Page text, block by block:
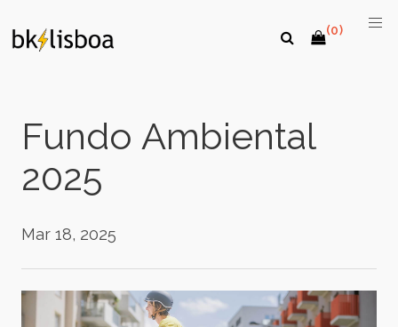
(0)
Fundo Ambiental
2025
Mar 18, 2025